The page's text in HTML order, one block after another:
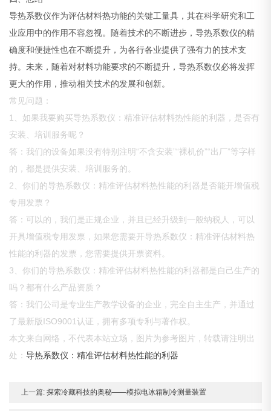
导热系数仪作为评估材料热功能的关键工量具，其在科学研究和工
业应用中的作用不容忽视。随着技术的不断进步，导热系数仪的精
确度和便捷性也在不断提升，为各行各业提供了强有力的技术支
持。未来，随着对材料功能要求的不断提升，导热系数仪必将发挥
更大的作用，推动相关技术的发展和创新。
常见问题：
1、如果我要购买导热系数仪：精准评估材料热性能的利器，是否有
安装、培训服务呢？
答：我们的设备如果没有特别注明“不含安装”“裸机价”“出厂”等字样
的，都是提供安装、培训服务的。
2、你们的导热系数仪：精准评估材料热性能的利器是否能开增值税
专用发票？
答：可以的，我们是正规企业，并且已经升级到一般纳税人，可以
开具增值税专用发票，如果您需要开导热系数仪：精准评估材料热
性能的利器的发票，您需要提供开票资料。
3、你们的导热系数仪：精准评估材料热性能的利器都是自己生产的
吗？都有什么产品资质？
答：我们公司是专业生产教学设备的企业，完全自主生产，并通过
了最新版ISO9001认证，拥有多项专利与著作权。
本文来自网络，不代表本站立场，图片为参考图片，转载请注明出
处：导热系数仪：精准评估材料热性能的利器
上一篇: 探索冷藏科技的奥秘――模拟电冰箱制冷测量装置